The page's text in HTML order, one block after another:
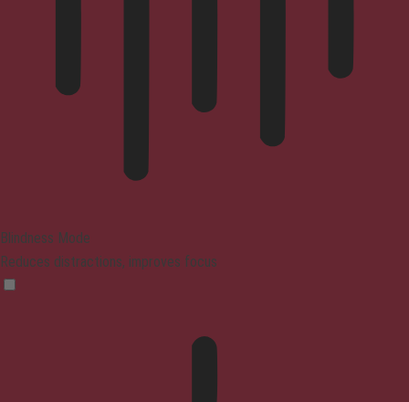
Blindness Mode
Reduces distractions, improves focus